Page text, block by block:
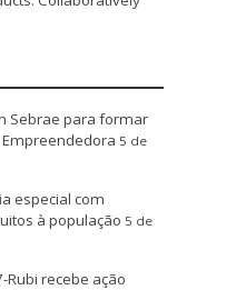
Sebrae para formar
5 de
especial com
à população 5 de
Rubi recebe ação